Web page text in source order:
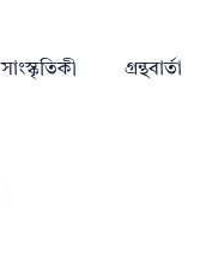
সাংস্কৃতিকী গ্ৰন্থবাৰ্তা